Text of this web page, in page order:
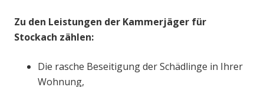
Zu den Leistungen der Kammerjäger für
Stockach zählen:
Die rasche Beseitigung der Schädlinge in Ihrer
Wohnung,